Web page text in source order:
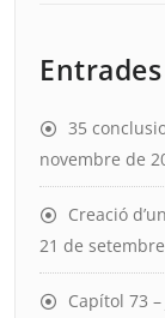
35
novembre de
Creació
21 de
Capítol 73